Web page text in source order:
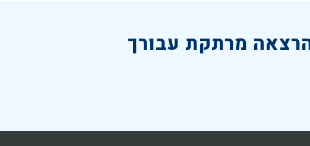
מרתקת עבורך